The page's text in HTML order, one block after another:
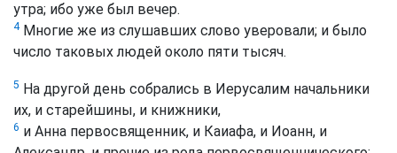
утра; ибо уже был вечер.
4Многие же из слушавших слово уверовали; и было
число таковых людей около пяти тысяч.
5 На другой день собрались в Иерусалим начальники
их, и старейшины, и книжники,
6 и Анна первосвященник, и Каиафа, и Иоанн, и